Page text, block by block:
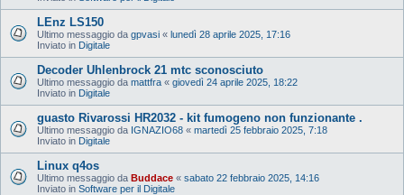
LEnz LS150
Ultimo messaggio da gpvasi « lunedì 28 aprile 2025, 17:16
Inviato in Digitale
Decoder Uhlenbrock 21 mtc sconosciuto
Ultimo messaggio da mattfra « giovedì 24 aprile 2025, 18:22
Inviato in Digitale
guasto Rivarossi HR2032 - kit fumogeno non funzionante .
Ultimo messaggio da IGNAZIO68 « martedì 25 febbraio 2025, 7:18
Inviato in Digitale
Linux q4os
Ultimo messaggio da Buddace « sabato 22 febbraio 2025, 14:16
Inviato in Software per il Digitale